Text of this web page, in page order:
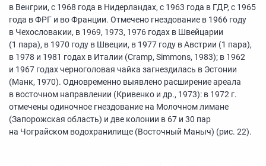
в Венгрии, с 1968 года в Нидерландах, с 1963 года в ГДР, с 1965
года в ФРГ и во Франции. Отмечено гнездование в 1966 году
в Чехословакии, в 1969, 1973, 1976 годах в Швейцарии
(1 пара), в 1970 году в Швеции, в 1977 году в Австрии (1 пара),
в 1978 и 1981 годах в Италии (Cramp, Simmons, 1983); в 1962
и 1967 годах черноголовая чайка загнездилась в Эстонии
(Манк, 1970). Одновременно выявлено расширение ареала
в восточном направлении (Кривенко и др., 1973): в 1972 г.
отмечены одиночное гнездование на Молочном лимане
(Запорожская область) и две колонии в 67 и 30 пар
на Чограйском водохранилище (Восточный Маныч) (рис. 22).